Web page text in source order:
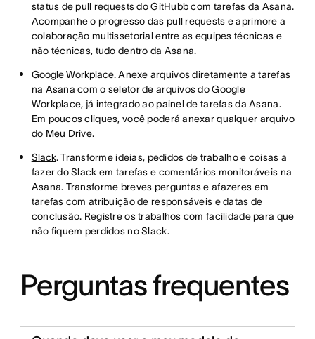
status de pull requests do GitHubb com tarefas da Asana.
Acompanhe o progresso das pull requests e aprimore a
colaboração multissetorial entre as equipes técnicas e
não técnicas, tudo dentro da Asana.
Google Workplace. Anexe arquivos diretamente a tarefas
na Asana com o seletor de arquivos do Google
Workplace, já integrado ao painel de tarefas da Asana.
Em poucos cliques, você poderá anexar qualquer arquivo
do Meu Drive.
Slack. Transforme ideias, pedidos de trabalho e coisas a
fazer do Slack em tarefas e comentários monitoráveis na
Asana. Transforme breves perguntas e afazeres em
tarefas com atribuição de responsáveis e datas de
conclusão. Registre os trabalhos com facilidade para que
não fiquem perdidos no Slack.
Perguntas frequentes